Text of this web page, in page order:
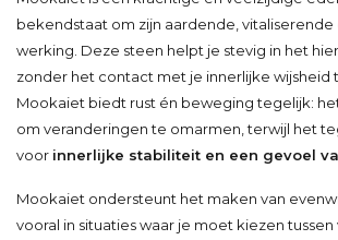
bekendstaat om zijn aardende, vitaliserende
werking. Deze steen helpt je stevig in het hier
zonder het contact met je innerlijke wijsheid
Mookaiet biedt rust én beweging tegelijk:
om veranderingen te omarmen, terwijl het
voor innerlijke stabiliteit en een gevoel
Mookaiet ondersteunt het maken van
vooral in situaties waar je moet kiezen